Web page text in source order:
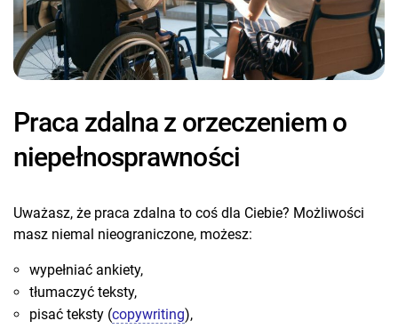
Praca zdalna z orzeczeniem o
niepełnosprawności
Uważasz, że praca zdalna to coś dla Ciebie? Możliwości
masz niemal nieograniczone, możesz:
wypełniać ankiety,
tłumaczyć teksty,
pisać teksty (copywriting),